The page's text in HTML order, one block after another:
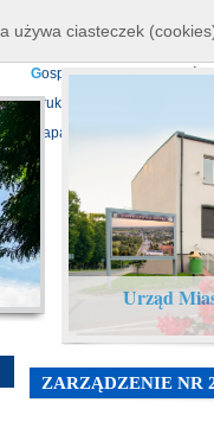
P
rojekty europejskie
Gospodarka
D ruki do pobrania
Mapa serwisu
Urząd
ZARZĄDZENIE NR
używa ciasteczek